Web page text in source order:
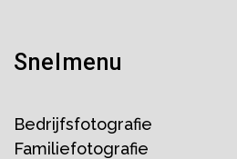
Snelmenu
Bedrijfsfotografie
Familiefotografie